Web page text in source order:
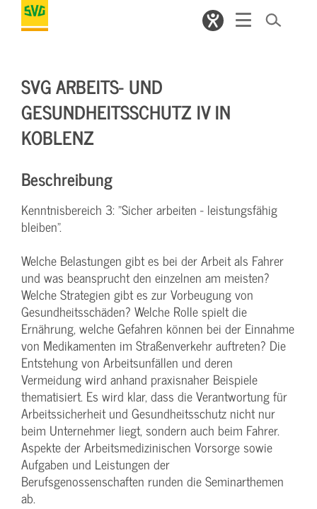
SVG ARBEITS- UND
GESUNDHEITSSCHUTZ IV IN
KOBLENZ
Beschreibung
Kenntnisbereich 3: "Sicher arbeiten - leistungsfähig
bleiben".
Welche Belastungen gibt es bei der Arbeit als Fahrer
und was beansprucht den einzelnen am meisten?
Welche Strategien gibt es zur Vorbeugung von
Gesundheitsschäden? Welche Rolle spielt die
Ernährung, welche Gefahren können bei der Einnahme
von Medikamenten im Straßenverkehr auftreten? Die
Entstehung von Arbeitsunfällen und deren
Vermeidung wird anhand praxisnaher Beispiele
thematisiert. Es wird klar, dass die Verantwortung für
Arbeitssicherheit und Gesundheitsschutz nicht nur
beim Unternehmer liegt, sondern auch beim Fahrer.
Aspekte der Arbeitsmedizinischen Vorsorge sowie
Aufgaben und Leistungen der
Berufsgenossenschaften runden die Seminarthemen
ab.